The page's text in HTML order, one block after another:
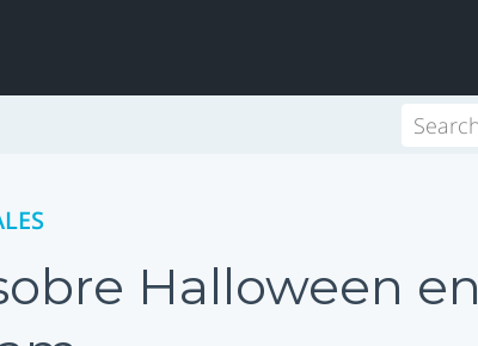
Halloween en